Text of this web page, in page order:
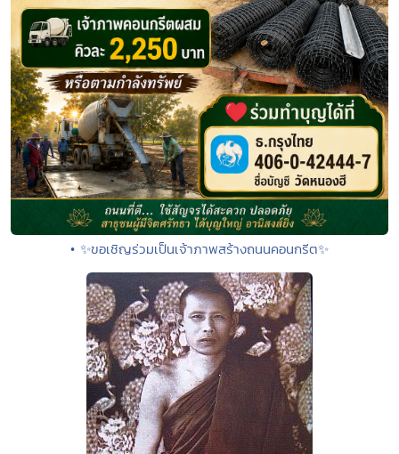
• ✨ขอเชิญร่วมเป็นเจ้าภาพสร้างถนนคอนกรีต✨